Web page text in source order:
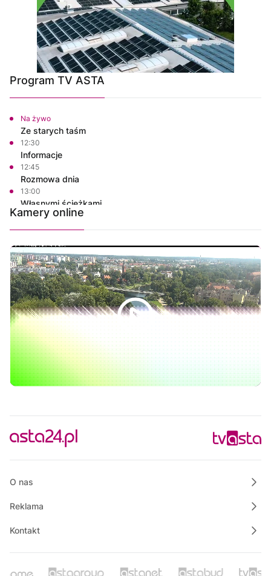
Program TV ASTA
Na żywo
Ze starych taśm
12:30
Informacje
12:45
Rozmowa dnia
13:00
Własnymi ścieżkami
13:10
Bezpieczny Powiat Chodzieski
Polskie Lasy
13:50
Raport PCT
14:00
Raport TV REGIO
14:30
Na szczęście piątek
14:45
Justyna poleca
15:00
Złote Bajki Disneya
17:00
17:30
Ze starych taśm
18:30
Kamery online
O nas
Reklama
Kontakt